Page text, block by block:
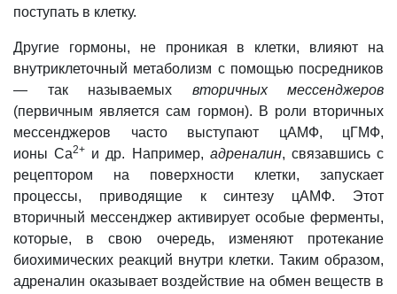
поступать в клетку.
Другие гормоны, не проникая в клетки, влияют на
внутриклеточный метаболизм с помощью посредников
— так называемых вторичных мессенджеров
(первичным является сам гормон). В роли вторичных
мессенджеров часто выступают цАМФ, цГМФ,
ионы Са2+ и др. Например, адреналин, связавшись с
рецептором на поверхности клетки, запускает
процессы, приводящие к синтезу цАМФ. Этот
вторичный мессенджер активирует особые ферменты,
которые, в свою очередь, изменяют протекание
биохимических реакций внутри клетки. Таким образом,
адреналин оказывает воздействие на обмен веществ в